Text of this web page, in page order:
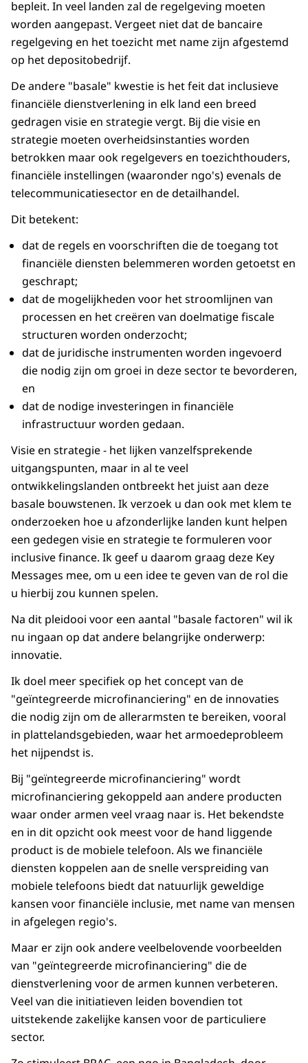
bepleit. In veel landen zal de regelgeving moeten
worden aangepast. Vergeet niet dat de bancaire
regelgeving en het toezicht met name zijn afgestemd
op het depositobedrijf.
De andere "basale" kwestie is het feit dat inclusieve
financiële dienstverlening in elk land een breed
gedragen visie en strategie vergt. Bij die visie en
strategie moeten overheidsinstanties worden
betrokken maar ook regelgevers en toezichthouders,
financiële instellingen (waaronder ngo's) evenals de
telecommunicatiesector en de detailhandel.
Dit betekent:
dat de regels en voorschriften die de toegang tot
financiële diensten belemmeren worden getoetst en
geschrapt;
dat de mogelijkheden voor het stroomlijnen van
processen en het creëren van doelmatige fiscale
structuren worden onderzocht;
dat de juridische instrumenten worden ingevoerd
die nodig zijn om groei in deze sector te bevorderen,
en
dat de nodige investeringen in financiële
infrastructuur worden gedaan.
Visie en strategie - het lijken vanzelfsprekende
uitgangspunten, maar in al te veel
ontwikkelingslanden ontbreekt het juist aan deze
basale bouwstenen. Ik verzoek u dan ook met klem te
onderzoeken hoe u afzonderlijke landen kunt helpen
een gedegen visie en strategie te formuleren voor
inclusive finance. Ik geef u daarom graag deze Key
Messages mee, om u een idee te geven van de rol die
u hierbij zou kunnen spelen.
Na dit pleidooi voor een aantal "basale factoren" wil ik
nu ingaan op dat andere belangrijke onderwerp:
innovatie.
Ik doel meer specifiek op het concept van de
"geïntegreerde microfinanciering" en de innovaties
die nodig zijn om de allerarmsten te bereiken, vooral
in plattelandsgebieden, waar het armoedeprobleem
het nijpendst is.
Bij "geïntegreerde microfinanciering" wordt
microfinanciering gekoppeld aan andere producten
waar onder armen veel vraag naar is. Het bekendste
en in dit opzicht ook meest voor de hand liggende
product is de mobiele telefoon. Als we financiële
diensten koppelen aan de snelle verspreiding van
mobiele telefoons biedt dat natuurlijk geweldige
kansen voor financiële inclusie, met name van mensen
in afgelegen regio's.
Maar er zijn ook andere veelbelovende voorbeelden
van "geïntegreerde microfinanciering" die de
dienstverlening voor de armen kunnen verbeteren.
Veel van die initiatieven leiden bovendien tot
uitstekende zakelijke kansen voor de particuliere
sector.